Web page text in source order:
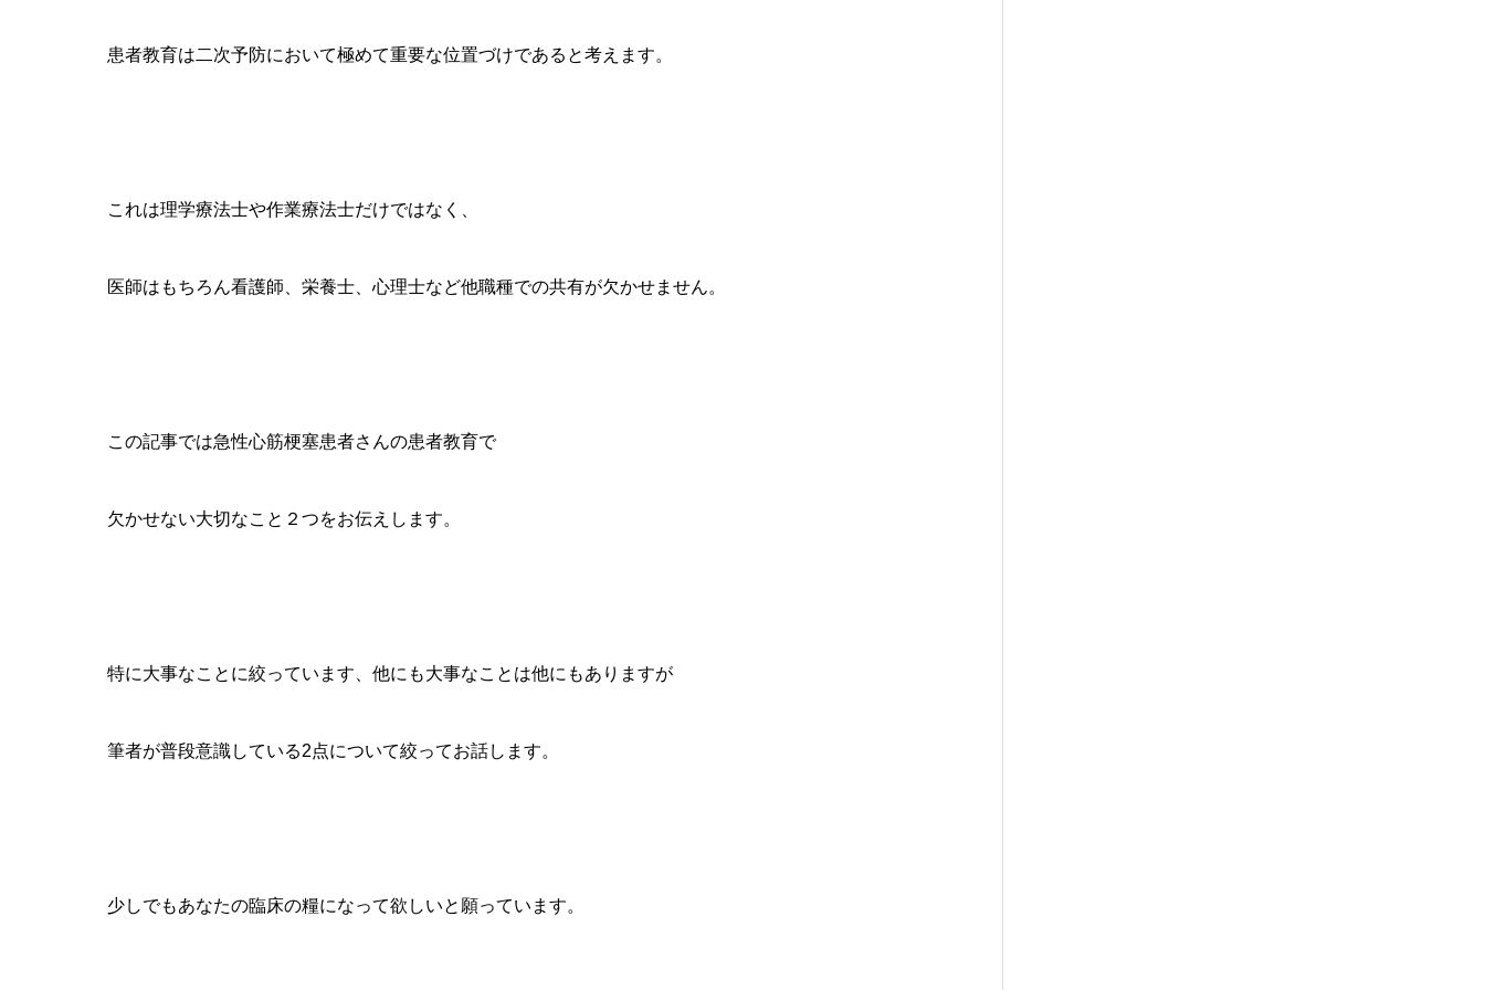
患者教育は二次予防において極めて重要な位置づけであると考えます。
これは理学療法士や作業療法士だけではなく、
医師はもちろん看護師、栄養士、心理士など他職種での共有が欠かせません。
この記事では急性心筋梗塞患者さんの患者教育で
欠かせない大切なこと２つをお伝えします。
特に大事なことに絞っています、他にも大事なことは他にもありますが
筆者が普段意識している2点について絞ってお話します。
少しでもあなたの臨床の糧になって欲しいと願っています。